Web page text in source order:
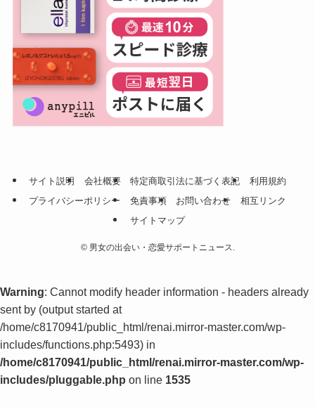
サイト説明 会社概要 特定商取引法に基づく表記
利用規約
プライバシーポリシー
免責事項 お問い合わせ
相互リンク
サイトマップ
©男女の出会い・恋愛サポートニュース.
Warning: Cannot modify header information - headers already
sent by (output started at
/home/c8170941/public_html/renai.mirror-master.com/wp-
includes/functions.php:5493) in
/home/c8170941/public_html/renai.mirror-master.com/wp-
includes/pluggable.php on line 1535